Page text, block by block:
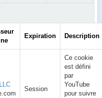
Expiration Description
Session
Ce cookie
est défini
par
YouTube
pour suivre